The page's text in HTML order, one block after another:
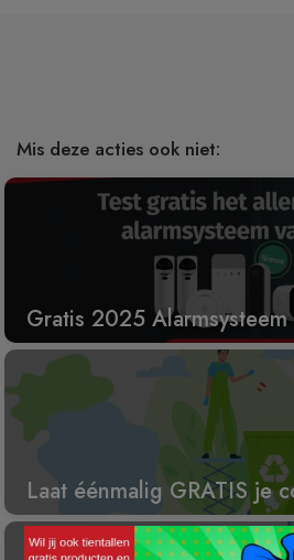
Mis deze acties ook niet:
Gratis 2025 Alarmsysteem
Laat éénmalig GRATIS je